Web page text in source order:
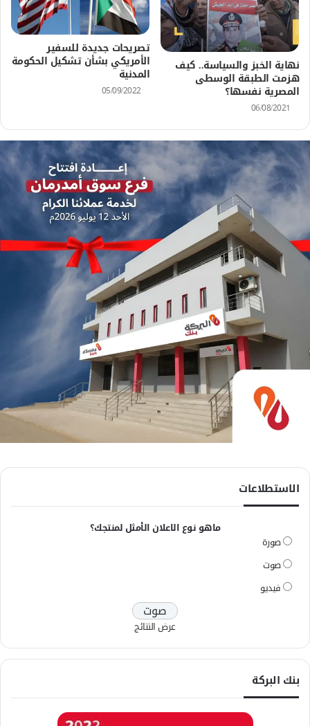
نهاية الخبز والسياسة.. كيف
هزمت الطبقة الوسطى
المصرية نفسها؟
06/08/2021
تصريحات جديدة للسفير
الأمريكي بشأن تشكيل الحكومة
المدنية
05/09/2022
الاستطلاعات
ماهو نوع الاعلان الأمثل لمنتجك؟
صورة
صوت
فيديو
عرض النتائج
بنك البركة